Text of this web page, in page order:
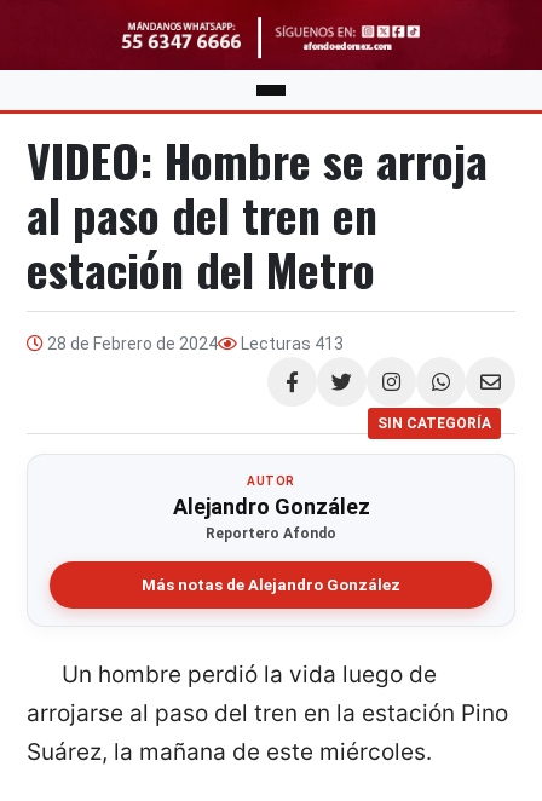
VIDEO: Hombre se arroja
al paso del tren en
estación del Metro
28 de Febrero de 2024 Lecturas 413
Compartir
SIN CATEGORÍA
AUTOR
Alejandro González
Reportero Afondo
Más notas de Alejandro González
Un hombre perdió la vida luego de
arrojarse al paso del tren en la estación Pino
Suárez, la mañana de este miércoles.